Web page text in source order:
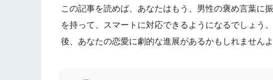
この記事を読めば、あなたはもう、男性の褒め言葉に
を持って、スマートに対応できるようになるでしょう
後、あなたの恋愛に劇的な進展があるかもしれません